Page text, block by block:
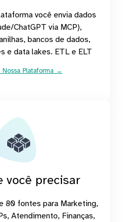
você envia dados
ChatGPT via MCP),
bancos de dados,
e data lakes. ETL e ELT
Nossa Plataforma →
você precisar
80 fontes para Marketing,
Atendimento, Finanças,